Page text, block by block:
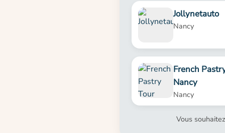
Jollynetauto
Nancy
French
Nancy
Nancy
Vous